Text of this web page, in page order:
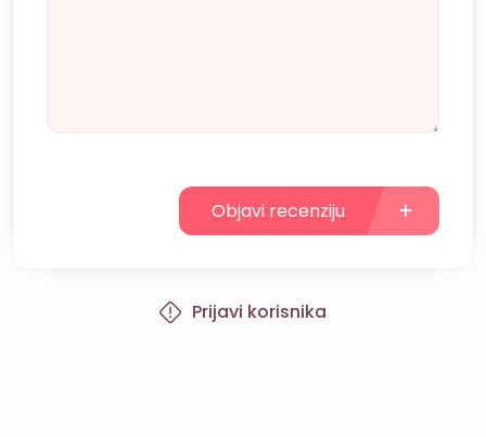
Objavi recenziju
Prijavi korisnika